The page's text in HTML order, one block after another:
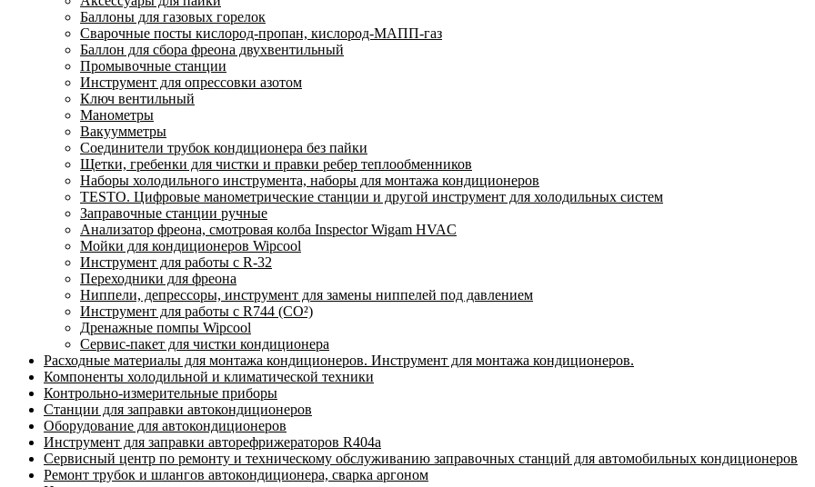
Баллоны для газовых горелок
Сварочные посты кислород-пропан, кислород-МАПП-газ
Баллон для сбора фреона двухвентильный
Промывочные станции
Инструмент для опрессовки азотом
Ключ вентильный
Манометры
Вакуумметры
Соединители трубок кондиционера без пайки
Щетки, гребенки для чистки и правки ребер теплообменников
Наборы холодильного инструмента, наборы для монтажа кондиционеров
TESTO. Цифровые манометрические станции и другой инструмент для холодильных систем
Заправочные станции ручные
Анализатор фреона, смотровая колба Inspector Wigam HVAC
Мойки для кондиционеров Wipcool
Инструмент для работы с R-32
Переходники для фреона
Ниппели, депрессоры, инструмент для замены ниппелей под давлением
Инструмент для работы с R744 (CO²)
Дренажные помпы Wipcool
Сервис-пакет для чистки кондиционера
Расходные материалы для монтажа кондиционеров. Инструмент для монтажа кондиционеров.
Компоненты холодильной и климатической техники
Контрольно-измерительные приборы
Станции для заправки автокондиционеров
Оборудование для автокондиционеров
Инструмент для заправки авторефрижераторов R404a
Сервисный центр по ремонту и техническому обслуживанию заправочных станций для автомобильных кондиционеров
Ремонт трубок и шлангов автокондиционера, сварка аргоном